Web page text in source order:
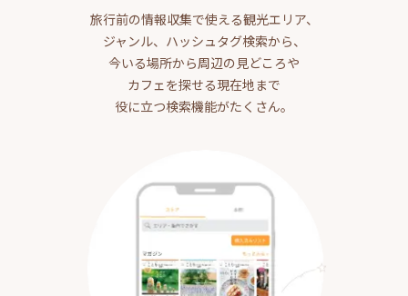
旅行前の情報収集で使える観光エリア、
ジャンル、ハッシュタグ検索から、
今いる場所から周辺の見どころや
カフェを探せる現在地まで
役に立つ検索機能がたくさん。